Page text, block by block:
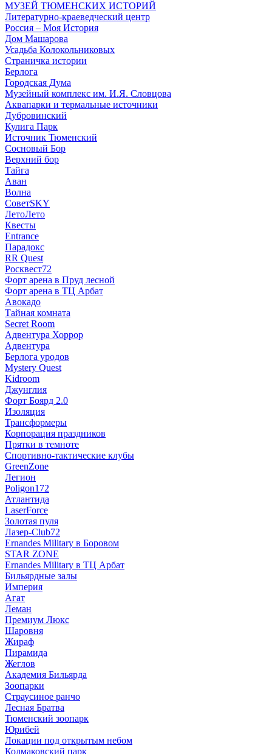
МУЗЕЙ ТЮМЕНСКИХ ИСТОРИЙ
Литературно-краеведческий центр
Россия – Моя История
Дом Машарова
Усадьба Колокольниковых
Страничка истории
Берлога
Городская Дума
Музейный комплекс им. И.Я. Словцова
Аквапарки и термальные источники
Дубровинский
Кулига Парк
Источник Тюменский
Сосновый Бор
Верхний бор
Тайга
Аван
Волна
СоветSKY
ЛетоЛето
Квесты
Entrance
Парадокс
RR Quest
Росквест72
Форт арена в Пруд лесной
Форт арена в ТЦ Арбат
Авокадо
Тайная комната
Secret Room
Адвентура Хоррор
Адвентура
Берлога уродов
Mystery Quest
Kidroom
Джунглия
Форт Боярд 2.0
Изоляция
Трансформеры
Корпорация праздников
Прятки в темноте
Спортивно-тактические клубы
GreenZone
Легион
Poligon172
Атлантида
LaserForce
Золотая пуля
Лазер-Club72
Ernandes Military в Боровом
STAR ZONE
Ernandes Military в ТЦ Арбат
Бильярдные залы
Империя
Агат
Леман
Премиум Люкс
Шаровня
Жираф
Пирамида
Жеглов
Академия Бильярда
Зоопарки
Страусиное ранчо
Лесная Братва
Тюменский зоопарк
Юрибей
Локации под открытым небом
Колмаковский парк